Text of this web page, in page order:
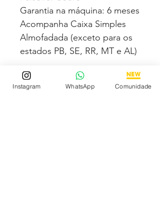
Garantia na máquina: 6 meses
Acompanha Caixa Simples
Almofadada (exceto para os
estados PB, SE, RR, MT e AL)
Fotos e vídeos 100% reais
dos modelos a venda
Instagram WhatsApp Comunidade